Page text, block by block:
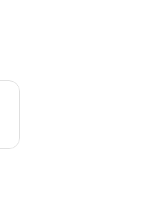
제공됩니다. 지프 한 대 정원은 최